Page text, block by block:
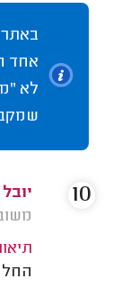
באתר
אחד
לא
משוב: 18/08/
החלפת
10